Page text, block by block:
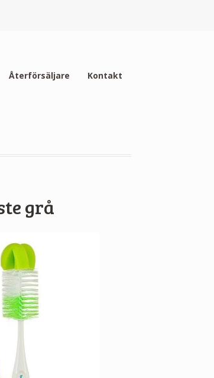
Återförsäljare Kontakt
grå